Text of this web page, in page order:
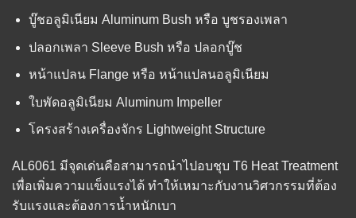
บู๊ชอลูมิเนียม Aluminum Bush หรือ บูชรองเพลา
ปลอกเพลา Sleeve Bush หรือ ปลอกบู๊ช
หน้าแปลน Flange หรือ หน้าแปลนอลูมิเนียม
ใบพัดอลูมิเนียม Aluminum Impeller
โครงสร้างเครื่องจักร Lightweight Structure
AL6061 มีจุดเด่นคือสามารถนำไปอบชุบ T6 Heat Treatment
เพื่อเพิ่มความแข็งแรงได้ ทำให้เหมาะกับงานวิศวกรรมที่ต้อง
รับแรงและต้องการน้ำหนักเบา